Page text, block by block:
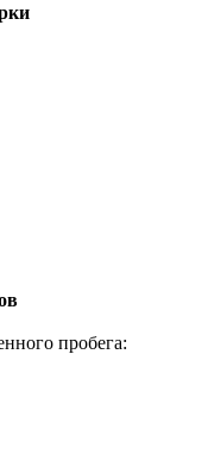
пробега: